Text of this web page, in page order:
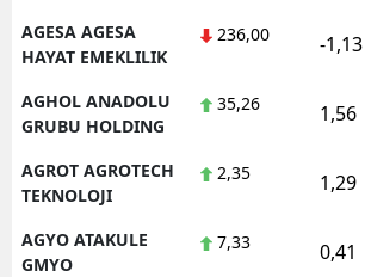
AGESA AGESA
HAYAT EMEKLILIK
236,00 -1,13
AGHOL ANADOLU
GRUBU HOLDING
35,26 1,56
AGROT AGROTECH
TEKNOLOJI
2,35 1,29
AGYO ATAKULE
GMYO
7,33 0,41